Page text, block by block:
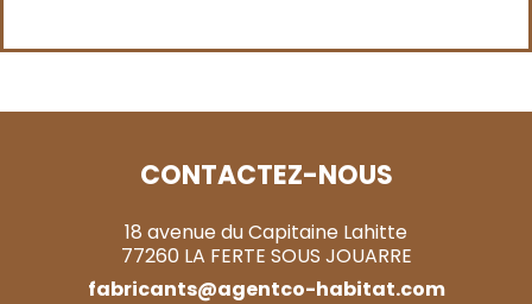
CONTACTEZ-NOUS
18 avenue du Capitaine Lahitte
77260 LA FERTE SOUS JOUARRE
fabricants@agentco-habitat.com